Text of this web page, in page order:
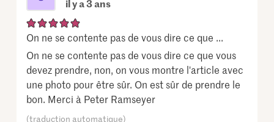
il y a 3 ans
On ne se contente pas de vous dire ce que ...
On ne se contente pas de vous dire ce que vous
devez prendre, non, on vous montre l'article avec
une photo pour être sûr. On est sûr de prendre le
bon. Merci à Peter Ramseyer
(traduction automatique)